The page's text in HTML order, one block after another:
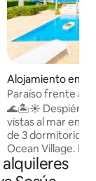
promedio: 4.9 de
Alojamiento en
Paraíso frente al
al acantilado en
🌊🏝️☀️
vistas al mar en
de 3 dormitorios
Ocean Village. La
cuenta con una
bañera con vista